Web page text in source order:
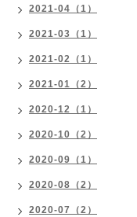
2021-04（1）
2021-03（1）
2021-02（1）
2021-01（2）
2020-12（1）
2020-10（2）
2020-09（1）
2020-08（2）
2020-07（2）